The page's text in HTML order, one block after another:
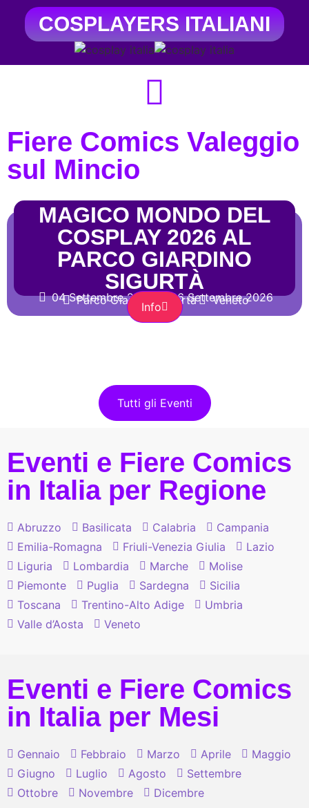
COSPLAYERS ITALIANI
Fiere Comics Valeggio
sul Mincio
MAGICO MONDO DEL
COSPLAY 2026 AL
PARCO GIARDINO
SIGURTÀ
04 Settembre 2026 06 Settembre 2026
Parco Giardino Sigurtà Veneto
Info
Tutti gli Eventi
Eventi e Fiere Comics
in Italia per Regione
Abruzzo Basilicata Calabria
Campania
Emilia-Romagna
Friuli-Venezia Giulia
Lazio
Liguria
Lombardia Marche
Molise
Piemonte
Puglia Sardegna
Sicilia
Toscana
Trentino-Alto Adige
Umbria
Valle d’Aosta
Veneto
Eventi e Fiere Comics
in Italia per Mesi
Gennaio Febbraio Marzo Aprile
Maggio
Giugno
Luglio Agosto
Settembre
Ottobre
Novembre Dicembre